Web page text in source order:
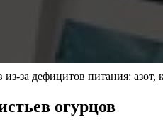
из-за дефицитов питания:
огурцов